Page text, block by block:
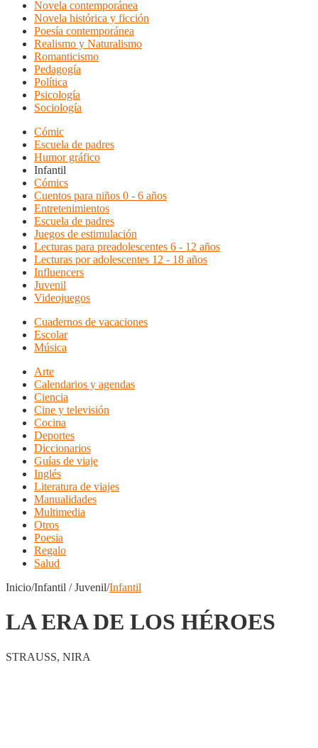
Novela contemporánea
Novela histórica y ficción
Poesía contemporánea
Realismo y Naturalismo
Romanticismo
Pedagogía
Política
Psicología
Sociología
Cómic
Escuela de padres
Humor gráfico
Infantil
Cómics
Cuentos para niños 0 - 6 años
Entretenimientos
Escuela de padres
Juegos de estimulación
Lecturas para preadolescentes 6 - 12 años
Lecturas por adolescentes 12 - 18 años
Influencers
Juvenil
Videojuegos
Cuadernos de vacaciones
Escolar
Música
Arte
Calendarios y agendas
Ciencia
Cine y televisión
Cocina
Deportes
Diccionarios
Guías de viaje
Inglés
Literatura de viajes
Manualidades
Multimedia
Otros
Poesia
Regalo
Salud
Inicio/Infantil / Juvenil/Infantil
LA ERA DE LOS HÉROES
STRAUSS, NIRA